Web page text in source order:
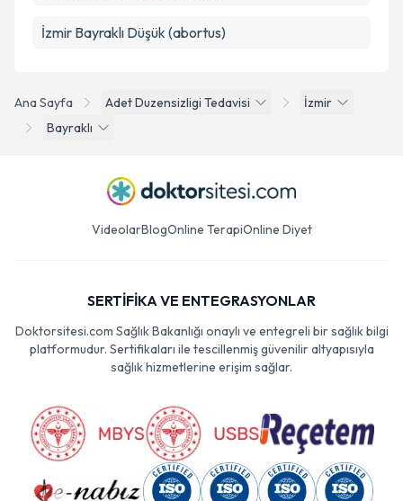
Ana Sayfa Adet Duzensizligi Tedavisi
İzmir
Bayraklı
İzmir Bayraklı Düşük (abortus)
VideolarBlogOnline TerapiOnline Diyet
SERTİFİKA VE ENTEGRASYONLAR
Doktorsitesi.com Sağlık Bakanlığı onaylı ve entegreli bir sağlık bilgi
platformudur. Sertifikaları ile tescillenmiş güvenilir altyapısıyla
sağlık hizmetlerine erişim sağlar.